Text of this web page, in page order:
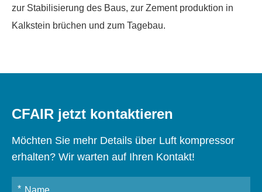
zur Stabilisierung des Baus, zur Zement produktion in
Kalkstein brüchen und zum Tagebau.
CFAIR jetzt kontaktieren
Möchten Sie mehr Details über Luft kompressor
erhalten? Wir warten auf Ihren Kontakt!